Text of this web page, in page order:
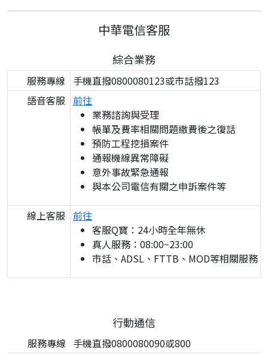
中華電信客服
綜合業務
服務專線
手機直撥0800080123或市話撥123
語音客服 前往
業務諮詢與受理
帳單及費率相關問題繳費後之復話
預防工程挖損案件
通報機線異常障礙
意外事故緊急通報
與本公司電信有關之申訴案件等
線上客服 前往
客服Q寶：24小時全年無休
真人服務：08:00~23:00
市話、ADSL、FTTB、MOD等相關服務
行動通信
服務專線 手機直撥0800080090或800